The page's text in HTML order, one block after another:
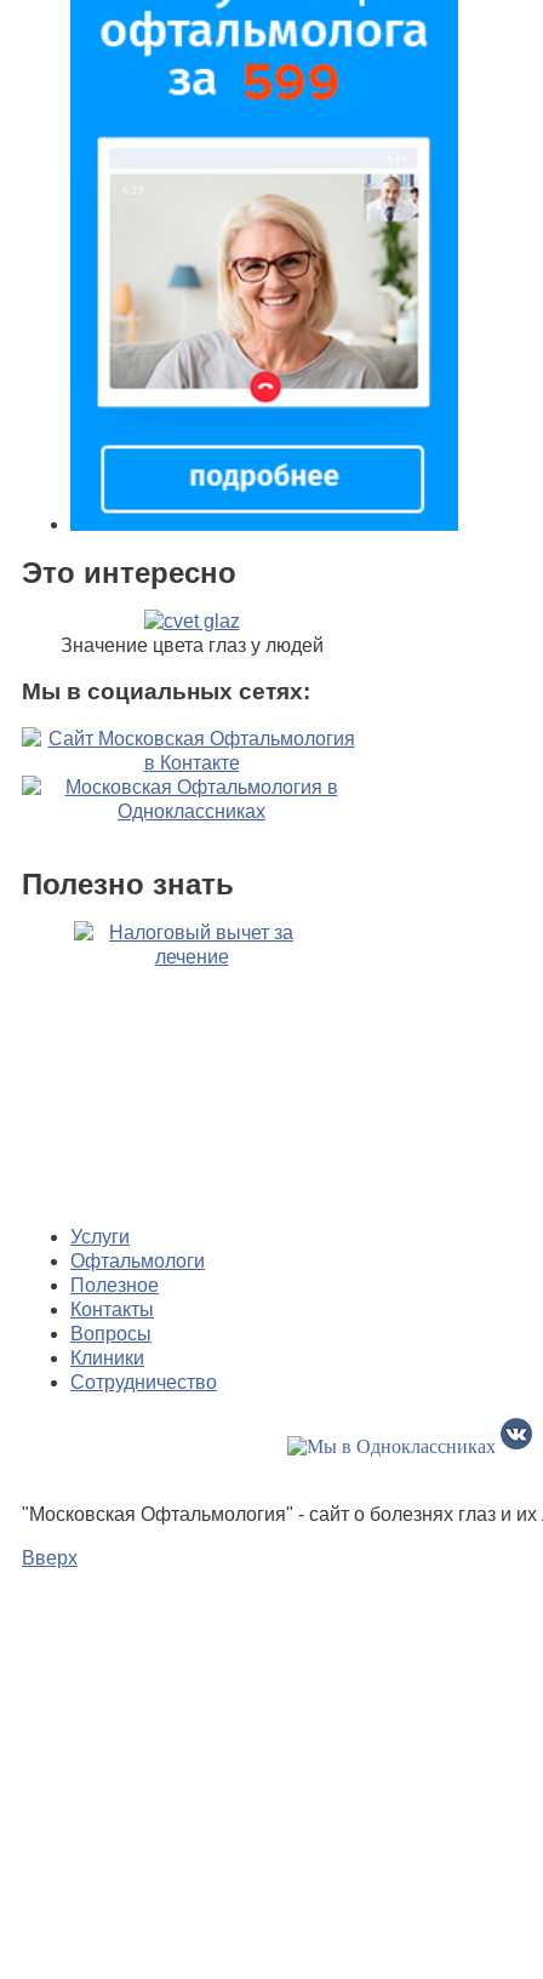
Это интересно
Значение цвета глаз у людей
Мы в социальных сетях:
Полезно знать
Услуги
Офтальмологи
Полезное
Контакты
Вопросы
Клиники
Сотрудничество
"Московская Офтальмология" - сайт о болезнях глаз и
Вверх